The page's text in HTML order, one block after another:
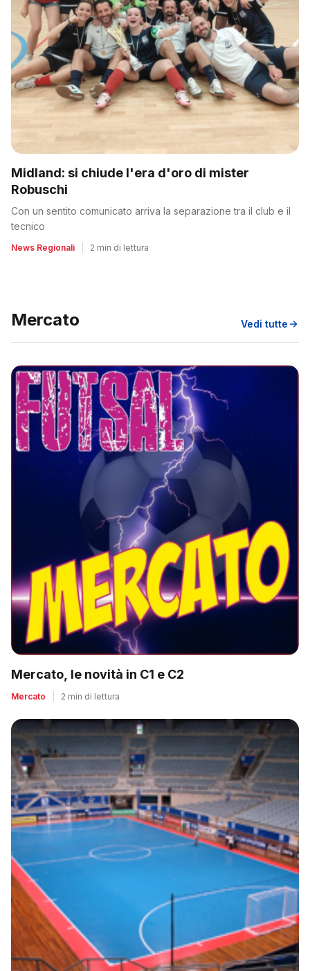
Midland: si chiude l'era d'oro di mister
Robuschi
Con un sentito comunicato arriva la separazione tra il club e il
tecnico
News Regionali 2 min di lettura
Mercato Vedi tutte
Mercato, le novità in C1 e C2
Mercato 2 min di lettura